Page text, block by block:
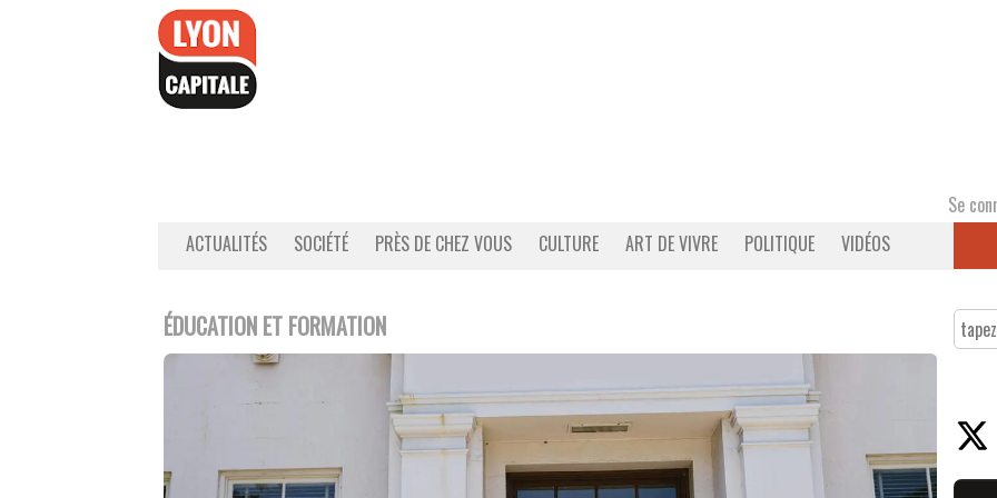
Se
ACTUALITÉS
SOCIÉTÉ PRÈS DE CHEZ VOUS CULTURE ART DE VIVRE POLITIQUE VIDÉOS
ÉDUCATION ET FORMATION